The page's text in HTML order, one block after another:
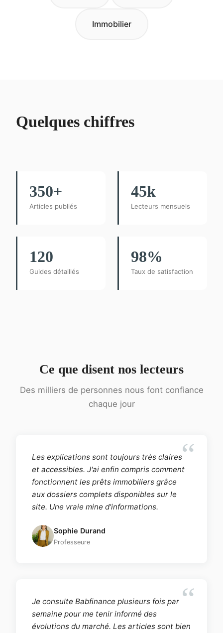
Immobilier
Quelques chiffres
350+
Articles publiés
45k
Lecteurs mensuels
120
Guides détaillés
98%
Taux de satisfaction
Ce que disent nos lecteurs
Des milliers de personnes nous font confiance
chaque jour
Les explications sont toujours très claires
et accessibles. J'ai enfin compris comment
fonctionnent les prêts immobiliers grâce
aux dossiers complets disponibles sur le
site. Une vraie mine d'informations.
Sophie Durand
Professeure
Je consulte Babfinance plusieurs fois par
semaine pour me tenir informé des
évolutions du marché. Les articles sont bien